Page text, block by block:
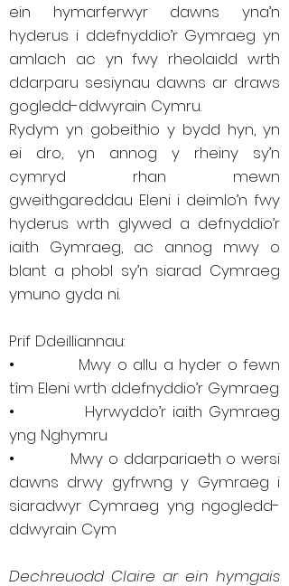
ein hymarferwyr dawns yna’n
hyderus i ddefnyddio’r Gymraeg yn
amlach ac yn fwy rheolaidd wrth
ddarparu sesiynau dawns ar draws
gogledd-ddwyrain Cymru.
Rydym yn gobeithio y bydd hyn, yn
ei dro, yn annog y rheiny sy’n
cymryd rhan mewn
gweithgareddau Eleni i deimlo’n fwy
hyderus wrth glywed a defnyddio’r
iaith Gymraeg, ac annog mwy o
blant a phobl sy’n siarad Cymraeg
ymuno gyda ni.
Prif Ddeilliannau:
• Mwy o allu a hyder o fewn
tîm Eleni wrth ddefnyddio’r Gymraeg
• Hyrwyddo’r iaith Gymraeg
yng Nghymru
• Mwy o ddarpariaeth o wersi
dawns drwy gyfrwng y Gymraeg i
siaradwyr Cymraeg yng ngogledd-
ddwyrain Cym
Dechreuodd Claire ar ein hymgais